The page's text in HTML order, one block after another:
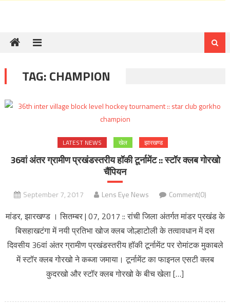
TAG:CHAMPION
LATEST NEWS खेल झारखण्ड
36वां अंतर ग्रामीण प्रखंडस्तरीय हॉकी टूर्नामेंट :: स्टॉर क्लब गोरखो
चैंपियन
September 7, 2017 Lens Eye News Comment(0)
मांडर, झारखण्ड । सितम्बर | 07, 2017 :: रांची जिला अंतर्गत मांडर प्रखंड के
बिसहाखटंगा में नयी प्रतिभा खोज क्लब जोल्हाटोली के तत्वावधान में दस
दिवसीय 36वां अंतर ग्रामीण प्रखंडस्तरीय हॉकी टूर्नामेंट पर रोमांटक मुकाबले
में स्टॉर क्लब गोरखो ने कब्जा जमाया। टूर्नामेंट का फाइनल एसटी क्लब
कुदरखो और स्टॉर क्लब गोरखो के बीच खेला […]